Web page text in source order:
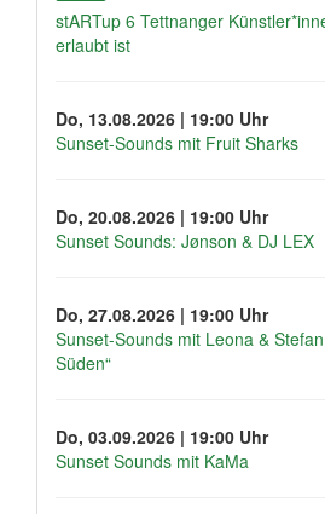
stARTup 6 Tettnanger
erlaubt ist
Do, 13.08.2026 | 19:00 Uhr
Sunset-Sounds mit Fruit Sharks
Do, 20.08.2026 | 19:00 Uhr
Sunset Sounds: Jønson & DJ LEX
Do, 27.08.2026 | 19:00 Uhr
Sunset-Sounds mit Leona &
Süden“
Do, 03.09.2026 | 19:00 Uhr
Sunset Sounds mit KaMa